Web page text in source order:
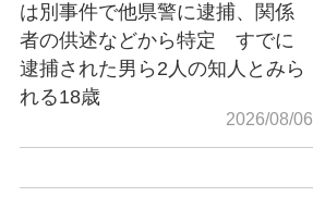
は別事件で他県警に逮捕、関係
者の供述などから特定 すでに
逮捕された男ら2人の知人とみら
れる18歳
2026/08/06